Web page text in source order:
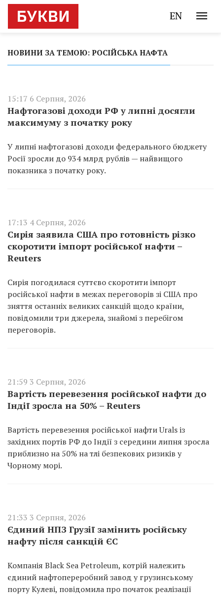
EN
НОВИНИ ЗА ТЕМОЮ: РОСІЙСЬКА НАФТА
15:17 6 Серпня, 2026
Нафтогазові доходи РФ у липні досягли
максимуму з початку року
У липні нафтогазові доходи федерального бюджету
Росії зросли до 934 млрд рублів — найвищого
показника з початку року.
17:13 4 Серпня, 2026
Сирія заявила США про готовність різко
скоротити імпорт російської нафти –
Reuters
Сирія погодилася суттєво скоротити імпорт
російської нафти в межах переговорів зі США про
зняття останніх великих санкцій щодо країни,
повідомили три джерела, знайомі з перебігом
переговорів.
21:59 3 Серпня, 2026
Вартість перевезення російської нафти до
Індії зросла на 50% – Reuters
Вартість перевезення російської нафти Urals із
західних портів РФ до Індії з середини липня зросла
приблизно на 50% на тлі безпекових ризиків у
Чорному морі.
21:33 3 Серпня, 2026
Єдиний НПЗ Грузії замінить російську
нафту після санкцій ЄС
Компанія Black Sea Petroleum, котрій належить
єдиний нафтопереробний завод у грузинському
порту Кулеві, повідомила про початок реалізації